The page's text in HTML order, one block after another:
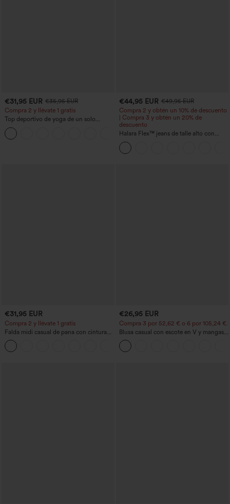
€31,95 EUR €35,95 EUR
Compra 2 y llévate 1 gratis
Top deportivo de yoga de un solo
hombro, manga larga con agujero para
el pulgar, dobladillo curvo estilo high-
low (frente más corto, espalda más
+3
€44,95 EUR €49,95 EUR
Compra 2 y obtén un 10% de descuento
| Compra 3 y obtén un 20% de
descuento
Halara Flex™ jeans de talle alto con
bolsillos, dobladillo enrollado, pierna
ancha y efecto lavado, estilo casual
€31,95 EUR
Compra 2 y llévate 1 gratis
Falda midi casual de pana con cintura
media y bolsillo lateral frontal con
solapa
€26,95 EUR
Compra 3 por 52,62 € o 6 por 105,24 €.
Blusa casual con escote en V y mangas
cortas abullonadas